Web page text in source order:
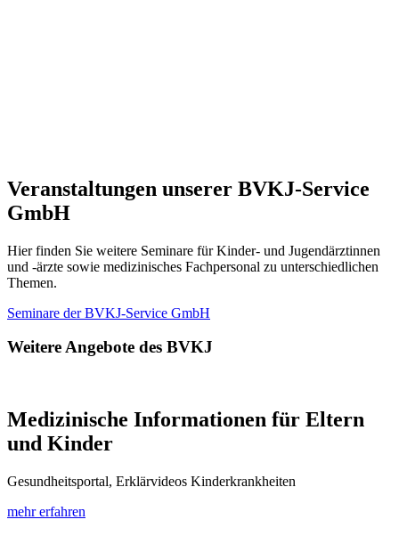
Veranstaltungen unserer BVKJ-Service
GmbH
Hier finden Sie weitere Seminare für Kinder- und Jugendärztinnen
und -ärzte sowie medizinisches Fachpersonal zu unterschiedlichen
Themen.
Seminare der BVKJ-Service GmbH
Weitere Angebote des BVKJ
Medizinische Informationen für Eltern
und Kinder
Gesundheitsportal, Erklärvideos Kinderkrankheiten
mehr erfahren